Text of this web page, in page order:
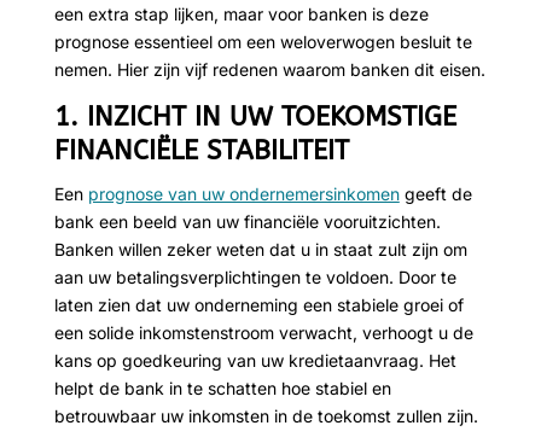
een extra stap lijken, maar voor banken is deze
prognose essentieel om een weloverwogen besluit te
nemen. Hier zijn vijf redenen waarom banken dit eisen.
1. INZICHT IN UW TOEKOMSTIGE
FINANCIËLE STABILITEIT
Een prognose van uw ondernemersinkomengeeft de
bank een beeld van uw financiële vooruitzichten.
Banken willen zeker weten dat u in staat zult zijn om
aan uw betalingsverplichtingen te voldoen. Door te
laten zien dat uw onderneming een stabiele groei of
een solide inkomstenstroom verwacht, verhoogt u de
kans op goedkeuring van uw kredietaanvraag. Het
helpt de bank in te schatten hoe stabiel en
betrouwbaar uw inkomsten in de toekomst zullen zijn.